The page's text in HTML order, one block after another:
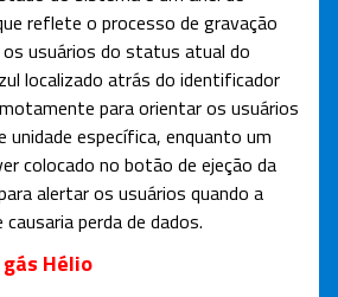
reflete o processo de gravação
usuários do status atual do
localizado atrás do identificador
para orientar os usuários
unidade específica, enquanto um
colocado no botão de ejeção da
alertar os usuários quando a
perda de dados.
Hélio